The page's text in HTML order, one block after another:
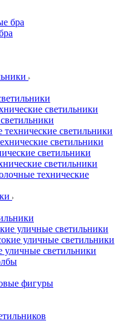
бра
светильники
светильники
светильники
светильники
светильники
технические
уличные светильники
уличные светильники
уличные светильники
фигуры